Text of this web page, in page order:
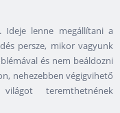
lenne megállítani a
persze, mikor vagyunk
és nem beáldozni
nehezebben végigvihető
teremthetnének